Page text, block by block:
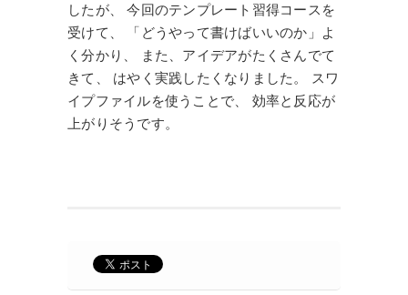
したが、 今回のテンプレート習得コースを
受けて、 「どうやって書けばいいのか」よ
く分かり、 また、アイデアがたくさんでて
きて、 はやく実践したくなりました。 スワ
イプファイルを使うことで、 効率と反応が
上がりそうです。